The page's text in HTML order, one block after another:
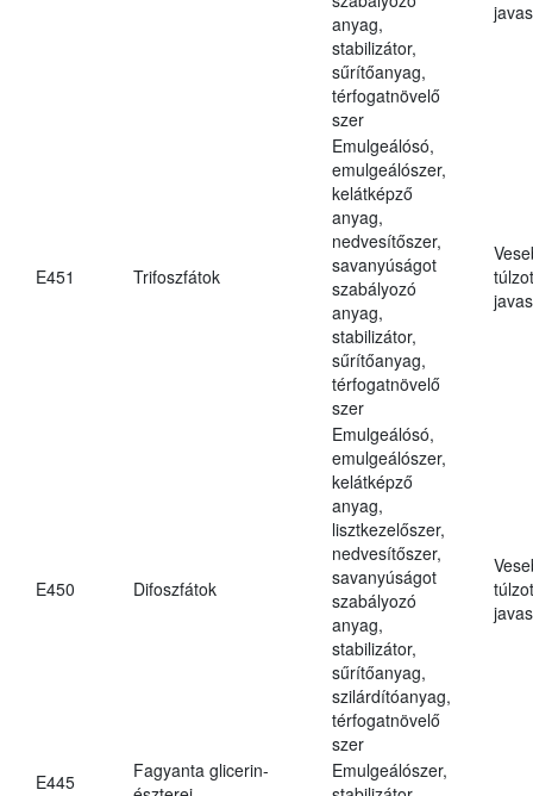
anyag,
stabilizátor,
sűrítőanyag,
térfogatnövelő
szer
E451 Trifoszfátok
Emulgeálósó,
emulgeálószer,
kelátképző
anyag,
nedvesítőszer,
savanyúságot
szabályozó
anyag,
stabilizátor,
sűrítőanyag,
térfogatnövelő
szer
E450 Difoszfátok
Emulgeálósó,
emulgeálószer,
kelátképző
anyag,
lisztkezelőszer,
nedvesítőszer,
savanyúságot
szabályozó
anyag,
stabilizátor,
sűrítőanyag,
szilárdítóanyag,
térfogatnövelő
szer
E445
Fagyanta glicerin-
Emulgeálószer,